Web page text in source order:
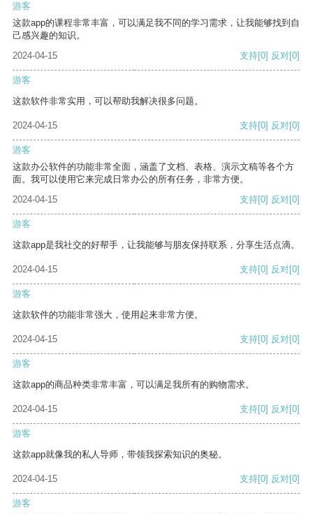
游客
这款app的课程非常丰富，可以满足我不同的学习需求，让我能够找到自
己感兴趣的知识。
2024-04-15
支持[0] 反对[0]
游客
这款软件非常实用，可以帮助我解决很多问题。
2024-04-15 支持[0] 反对[0]
游客
这款办公软件的功能非常全面，涵盖了文档、表格、演示文稿等各个方
面。我可以使用它来完成日常办公的所有任务，非常方便。
2024-04-15
支持[0] 反对[0]
游客
这款app是我社交的好帮手，让我能够与朋友保持联系，分享生活点滴。
2024-04-15 支持[0] 反对[0]
游客
这款软件的功能非常强大，使用起来非常方便。
2024-04-15 支持[0] 反对[0]
游客
这款app的商品种类非常丰富，可以满足我所有的购物需求。
2024-04-15 支持[0] 反对[0]
游客
这款app就像我的私人导师，带领我探索知识的奥秘。
2024-04-15 支持[0] 反对[0]
游客